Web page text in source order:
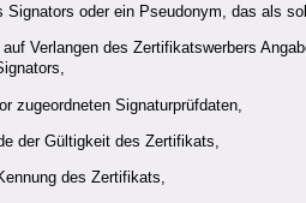
Signators oder ein Pseudonym, das als
Verlangen des Zertifikatswerbers
zugeordneten Signaturprüfdaten,
der Gültigkeit des Zertifikats,
des Zertifikats,